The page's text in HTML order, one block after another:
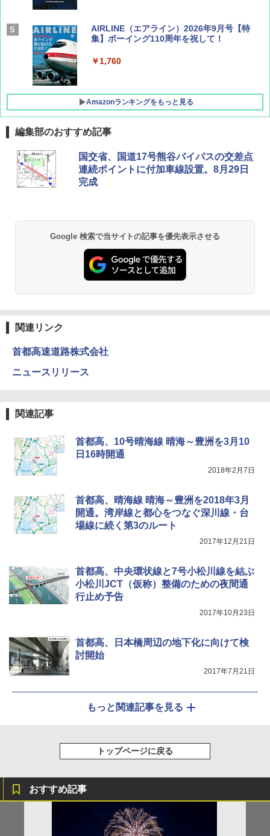
AIRLINE（エアライン）2026年9月号【特
集】ボーイング110周年を祝して！
￥1,760
Amazonランキングをもっと見る
僕が見た未来【完全版】
￥0
力的な町 2026～2027 地球の歩き方D アジア
￥2,079
A26 地球の歩き方 チェコ ポーランド スロヴ
ァキア 2026～2027 地球の歩き方A ヨーロッ
￥2,277
[キャンパーズコレクション 山善] ポップアッ
プテント 傘みたいに広げて畳める パッとサ
ッとサンシェード キューブ フルクローズ メ
ッシュ 簡単設置 ワンタッチテント キャンプ
PYKES PEAK (パイクスピーク) 着替えテン
ト プライバシー テント 【中が透けない】 1
人用 折りたたみ 防災グッズ 災害用トイレ ビ
ーチ ピクニック ポップアップテント 携帯 簡
ENDLESS BASE 《めざましテレビで紹介》
テント ワンタッチ RENEW 幅200 2-3人用 43
広げるだけ パッとサッとテント ブラックコ
ーティング フルクローズ メッシュ 3-4人用
簡単設置 ポップアップテント エクルベージ
[キャンパーズコレクション 山善] 傘みたいに
広げるだけ パッとサッとテント キューブワ
イド ブラックコーティング フルクローズ メ
￥-
DEWEL パラソル 大型 ビーチ アウトドアパ
ラソル ガーデン サイトシート付 折りたたみ
防水 UVカット 4段階高さ調整 軽量 収納袋付
き
GRANDOOR ステンレス保冷剤 2個セット 2
026リニューアル 急速冷凍 空間倍増 衛生的
コンパクト 保冷力長持ち
￥2,980
秒）射程5～10m 安全ロック搭載 携帯収納袋
付き ヒグマ・イノシシ対策 自治体・教育機
BUNDOK(バンドック)ソロ ドーム 1 EX BDK
-08EX カーキ ソロキャンプ ポリエステル フ
着替えテント トイレテント 透けない【換気
通気窓付き】収納袋付き UVカット 防水 防災
コンパクト iimono117 (ブルー)
￥3,080
編集部のおすすめ記事
国交省、国道17号熊谷バイパスの交差点
連続ポイントに付加車線設置。8月29日
完成
Google 検索で当サイトの記事を優先表示させる
関連リンク
首都高速道路株式会社
ニュースリリース
関連記事
首都高、10号晴海線 晴海～豊洲を3月10
日16時開通
2018年2月7日
首都高、晴海線 晴海～豊洲を2018年3月
開通。湾岸線と都心をつなぐ深川線・台
場線に続く第3のルート
2017年12月21日
首都高、中央環状線と7号小松川線を結ぶ
小松川JCT（仮称）整備のための夜間通
行止め予告
2017年10月23日
首都高、日本橋周辺の地下化に向けて検
討開始
2017年7月21日
もっと関連記事を見る
トップページに戻る
おすすめ記事